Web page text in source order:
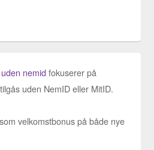
nemid fokuserer på
uden NemID eller MitID.
velkomstbonus på både nye